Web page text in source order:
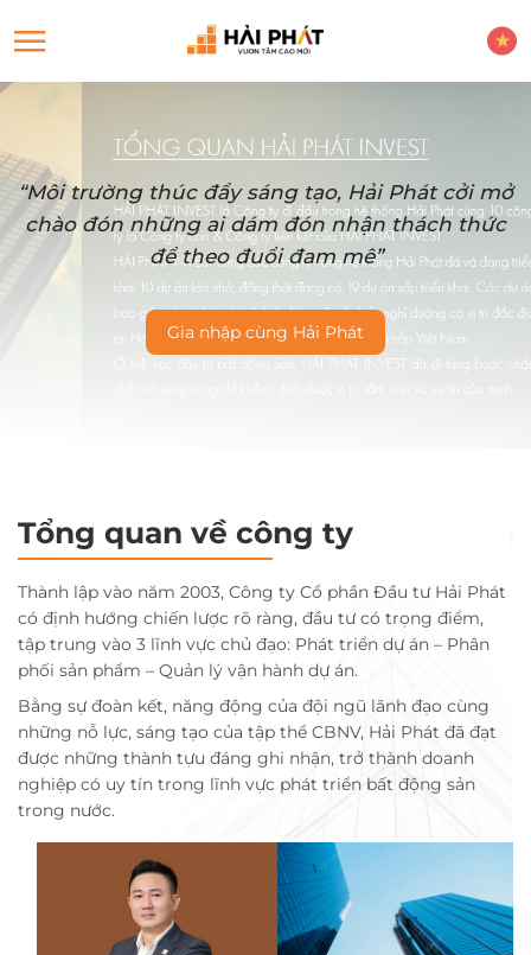
“Môi trường thúc đẩy sáng tạo, Hải Phát cởi mở
chào đón những ai dám đón nhận thách thức
để theo đuổi đam mê”
Gia nhập cùng Hải Phát
Tổng quan về công ty
Thành lập vào năm 2003, Công ty Cổ phần Đầu tư Hải Phát
có định hướng chiến lược rõ ràng, đầu tư có trọng điểm,
tập trung vào 3 lĩnh vực chủ đạo: Phát triển dự án – Phân
phối sản phẩm – Quản lý vận hành dự án.
Bằng sự đoàn kết, năng động của đội ngũ lãnh đạo cùng
những nỗ lực, sáng tạo của tập thể CBNV, Hải Phát đã đạt
được những thành tựu đáng ghi nhận, trở thành doanh
nghiệp có uy tín trong lĩnh vực phát triển bất động sản
trong nước.